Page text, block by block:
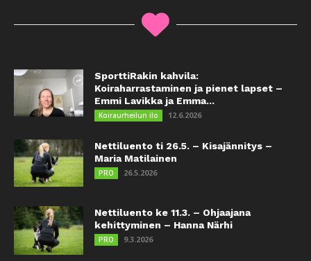
SporttiRakin kahvila:
Koiraharrastaminen ja pienet lapset –
Emmi Lavikka ja Emma...
Koiraurheilun ilo 12.6.2026
Nettiluento ti 26.5. – Kisajännitys –
Maria Matilainen
PRO 26.5.2026
Nettiluento ke 11.3. – Ohjaajana
kehittyminen – Hanna Närhi
PRO 9.3.2026